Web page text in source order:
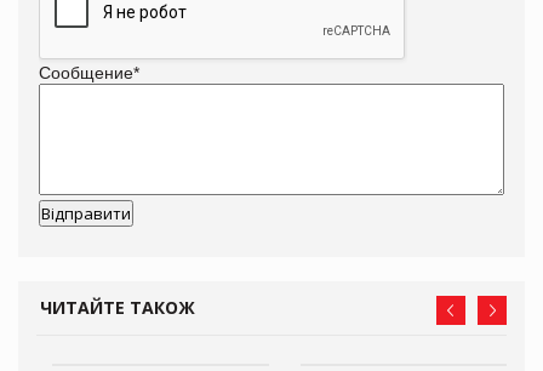
Сообщение*
ЧИТАЙТЕ ТАКОЖ